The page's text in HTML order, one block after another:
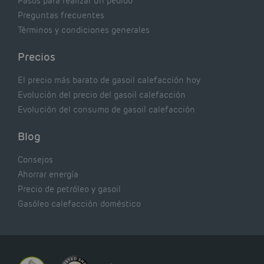
Preguntas frecuentes
Términos y condiciones generales
Precios
El precio más barato de gasoil calefacción hoy
Evolución del precio del gasoil calefacción
Evolución del consumo de gasoil calefacción
Blog
Consejos
Ahorrar energía
Precio de petróleo y gasoil
Gasóleo calefacción doméstico